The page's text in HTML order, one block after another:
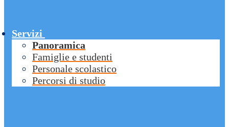
Servizi
Panoramica
Famiglie e studenti
Personale scolastico
Percorsi di studio